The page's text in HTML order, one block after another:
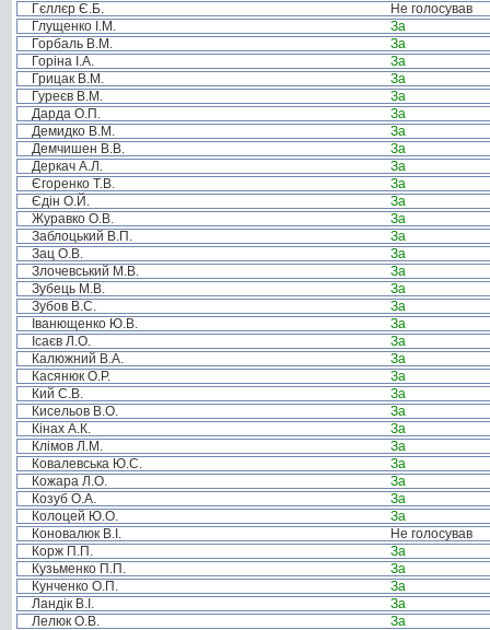
Гєллєр Є.Б.
Не голосував
Глущенко І.М.
За
Горбаль В.М.
За
Горіна І.А.
За
Грицак В.М.
За
Гуреєв В.М.
За
Дарда О.П.
За
Демидко В.М.
За
Демчишен В.В.
За
Деркач А.Л.
За
Єгоренко Т.В.
За
Єдін О.Й.
За
Журавко О.В.
За
Заблоцький В.П.
За
Зац О.В.
За
Злочевський М.В.
За
Зубець М.В.
За
Зубов В.С.
За
Іванющенко Ю.В.
За
Ісаєв Л.О.
За
Калюжний В.А.
За
Касянюк О.Р.
За
Кий С.В.
За
Кисельов В.О.
За
Кінах А.К.
За
Клімов Л.М.
За
Ковалевська Ю.С.
За
Кожара Л.О.
За
Козуб О.А.
За
Колоцей Ю.О.
За
Коновалюк В.І.
Не голосував
Корж П.П.
За
Кузьменко П.П.
За
Кунченко О.П.
За
Ландік В.І.
За
Лелюк О.В.
За